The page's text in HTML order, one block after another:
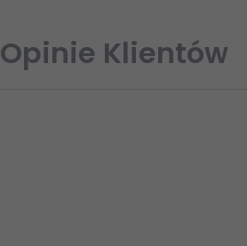
Opinie Klientów